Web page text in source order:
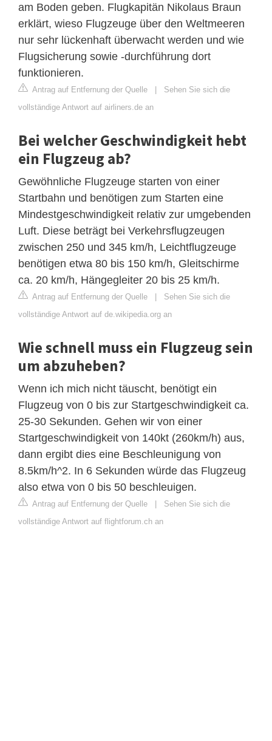
am Boden geben. Flugkapitän Nikolaus Braun
erklärt, wieso Flugzeuge über den Weltmeeren
nur sehr lückenhaft überwacht werden und wie
Flugsicherung sowie -durchführung dort
funktionieren.
Antrag auf Entfernung der Quelle | Sehen Sie sich die
vollständige Antwort auf airliners.de an
Bei welcher Geschwindigkeit hebt
ein Flugzeug ab?
Gewöhnliche Flugzeuge starten von einer
Startbahn und benötigen zum Starten eine
Mindestgeschwindigkeit relativ zur umgebenden
Luft. Diese beträgt bei Verkehrsflugzeugen
zwischen 250 und 345 km/h, Leichtflugzeuge
benötigen etwa 80 bis 150 km/h, Gleitschirme
ca. 20 km/h, Hängegleiter 20 bis 25 km/h.
Antrag auf Entfernung der Quelle | Sehen Sie sich die
vollständige Antwort auf de.wikipedia.org an
Wie schnell muss ein Flugzeug sein
um abzuheben?
Wenn ich mich nicht täuscht, benötigt ein
Flugzeug von 0 bis zur Startgeschwindigkeit ca.
25-30 Sekunden. Gehen wir von einer
Startgeschwindigkeit von 140kt (260km/h) aus,
dann ergibt dies eine Beschleunigung von
8.5km/h^2. In 6 Sekunden würde das Flugzeug
also etwa von 0 bis 50 beschleuigen.
Antrag auf Entfernung der Quelle | Sehen Sie sich die
vollständige Antwort auf flightforum.ch an